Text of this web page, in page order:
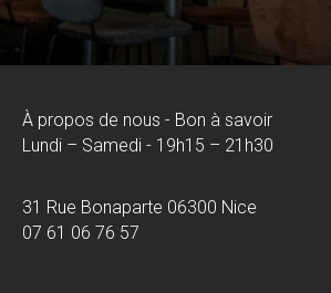
À propos de nous - Bon à savoir
Lundi – Samedi - 19h15 – 21h30
31 Rue Bonaparte 06300 Nice
07 61 06 76 57